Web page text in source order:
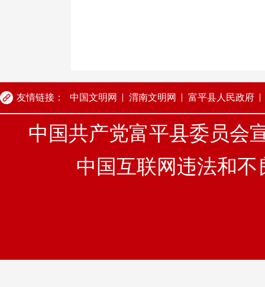
友情链接： 中国文明网 渭南文明网 富平县人民政府
中国共产党富平县委员
中国互联网违法和不